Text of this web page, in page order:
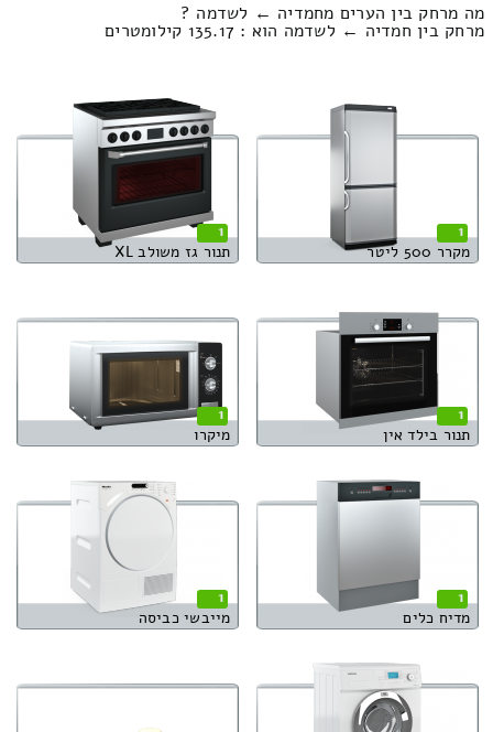
מה מרחק בין הערים מחמדיה ← לשדמה ?
מרחק בין חמדיה ← לשדמה הוא : 135.17 קילומטרים
1
מקרר 500 ליטר
1
תנור גז משולב XL
1
תנור בילד אין
1
מיקרו
1
מדיח כלים
1
מייבשי כביסה